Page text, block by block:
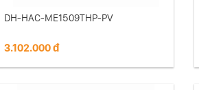
DH-HAC-ME1509THP-PV
3.102.000 đ